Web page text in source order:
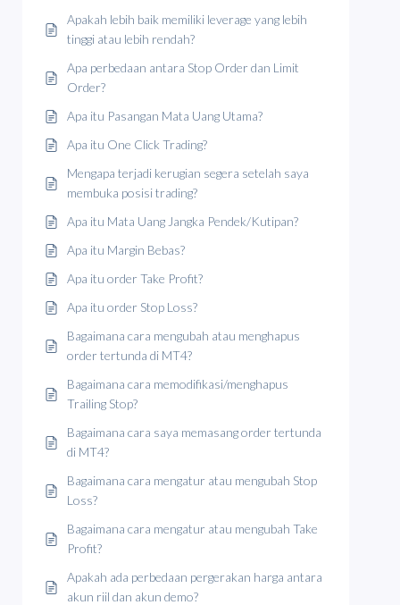
Apakah lebih baik memiliki leverage yang lebih
tinggi atau lebih rendah?
Apa perbedaan antara Stop Order dan Limit
Order?
Apa itu Pasangan Mata Uang Utama?
Apa itu One Click Trading?
Mengapa terjadi kerugian segera setelah saya
membuka posisi trading?
Apa itu Mata Uang Jangka Pendek/Kutipan?
Apa itu Margin Bebas?
Apa itu order Take Profit?
Apa itu order Stop Loss?
Bagaimana cara mengubah atau menghapus
order tertunda di MT4?
Bagaimana cara memodifikasi/menghapus
Trailing Stop?
Bagaimana cara saya memasang order tertunda
di MT4?
Bagaimana cara mengatur atau mengubah Stop
Loss?
Bagaimana cara mengatur atau mengubah Take
Profit?
Apakah ada perbedaan pergerakan harga antara
akun riil dan akun demo?